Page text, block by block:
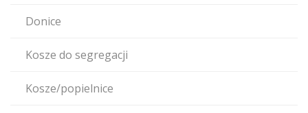
Donice
Kosze do segregacji
Kosze/popielnice